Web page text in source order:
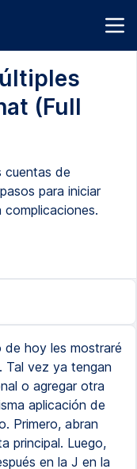
(Full
cuentas de
para iniciar
hoy les mostraré
Tal vez ya tengan
o agregar otra
aplicación de
Primero, abran
principal. Luego,
en la J en la